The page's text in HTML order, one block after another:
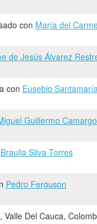
con María del
de Jesús Álvarez
con Eusebio
Guillermo
Braulia Silva Torres
Pedro Ferguson
Valle Del Cauca,